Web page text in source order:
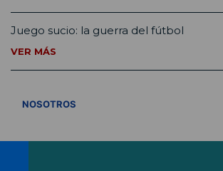
Juego sucio: la guerra del fútbol
VER MÁS
NOSOTROS